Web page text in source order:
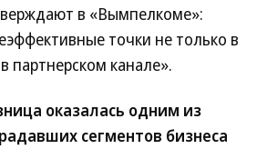
в «Вымпелкоме»:
точки не только в
партнерском канале».
оказалась одним из
сегментов бизнеса